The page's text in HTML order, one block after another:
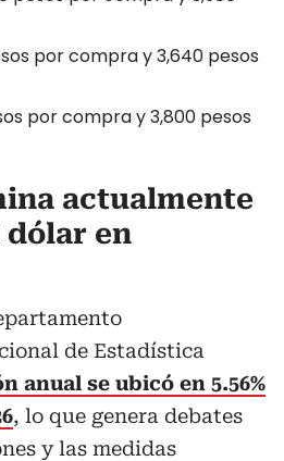
por compra y 3,640 pesos
por compra y 3,800 pesos
actualmente
en
de Estadística
anual se ubicó en 5.56%
, lo que genera debates
y las medidas